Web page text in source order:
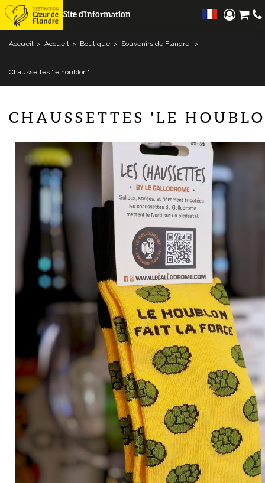
Site d'information
Accueil > Accueil > Boutique > Souvenirs de Flandre >
Chaussettes 'le houblon"
CHAUSSETTES 'LE